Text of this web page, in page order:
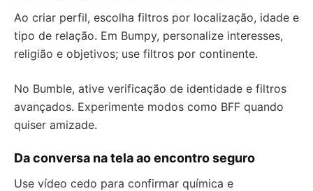
Ao criar perfil, escolha filtros por localização, idade e
tipo de relação. Em Bumpy, personalize interesses,
religião e objetivos; use filtros por continente.
No Bumble, ative verificação de identidade e filtros
avançados. Experimente modos como BFF quando
quiser amizade.
Da conversa na tela ao encontro seguro
Use vídeo cedo para confirmar química e